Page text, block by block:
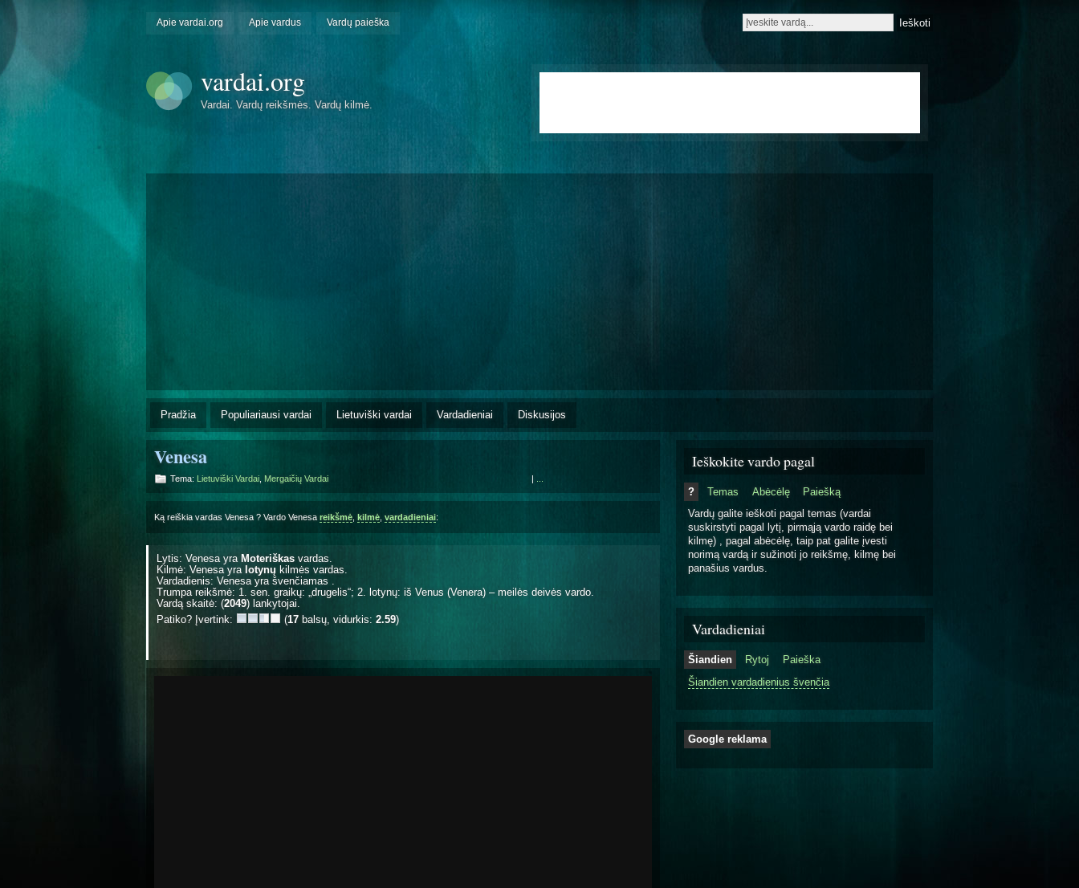
Apie vardai.org Apie vardus Vardų paieška
vardai.org
Vardai. Vardų reikšmės. Vardų kilmė.
Pradžia Populiariausi vardai Lietuviški vardai Vardadieniai Diskusijos
Venesa
Tema: Lietuviški Vardai Mergaičių Vardai |
Ką reiškia vardas Venesa ? Vardo Venesa reikšmė kilmė vardadieniai:
Lytis: Venesa yra Moteriškas vardas.
Kilmė: Venesa yra lotynų kilmės vardas.
Vardadienis: Venesa yra švenčiamas
Trumpa reikšmė: 1. sen. graikų: „drugelis“; 2. lotynų: iš Venus (Venera) – meilės deivės vardo.
Vardą skaitė: (2049) lankytojai.
Patiko? Įvertink:
(17 balsų, vidurkis: 2.59)
Ieškokite vardo pagal
? Temas Abėcėlę
Paiešką
Vardų galite ieškoti pagal temas (vardai
suskirstyti pagal lytį, pirmąją vardo raidę bei
kilmę) , pagal abėcėlę, taip pat galite įvesti
norimą vardą ir sužinoti jo reikšmę, kilmę bei
panašius vardus.
Vardadieniai
Šiandien Rytoj
Paieška
Šiandien vardadienius švenčia
Google reklama